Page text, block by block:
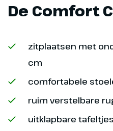
De Comfort
zitplaatsen met
cm
comfortabele
ruim verstelbare
uitklapbare